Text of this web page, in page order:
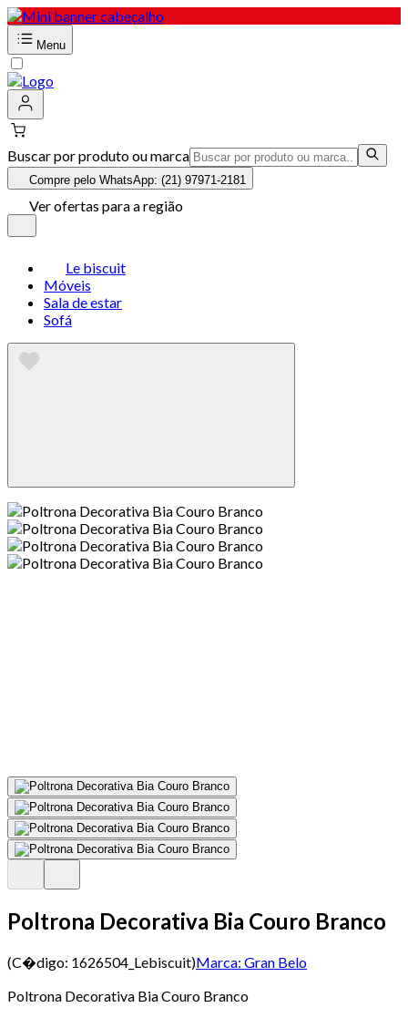
Menu
Buscar por produto ou marca
Compre pelo WhatsApp: (21) 97971-2181
Ver ofertas para a região
Le biscuit
Móveis
Sala de estar
Sofá
Poltrona Decorativa Bia Couro Branco
(C�digo: 1626504_Lebiscuit)Marca: Gran Belo
Poltrona Decorativa Bia Couro Branco